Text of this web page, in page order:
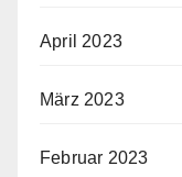
April 2023
März 2023
Februar 2023